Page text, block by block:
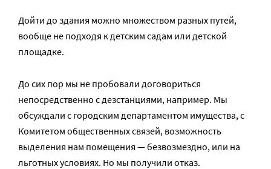
Дойти до здания можно множеством разных путей,
вообще не подходя к детским садам или детской
площадке.
До сих пор мы не пробовали договориться
непосредственно с дезстанциями, например. Мы
обсуждали с городским департаментом имущества, с
Комитетом общественных связей, возможность
выделения нам помещения — безвозмездно, или на
льготных условиях. Но мы получили отказ.